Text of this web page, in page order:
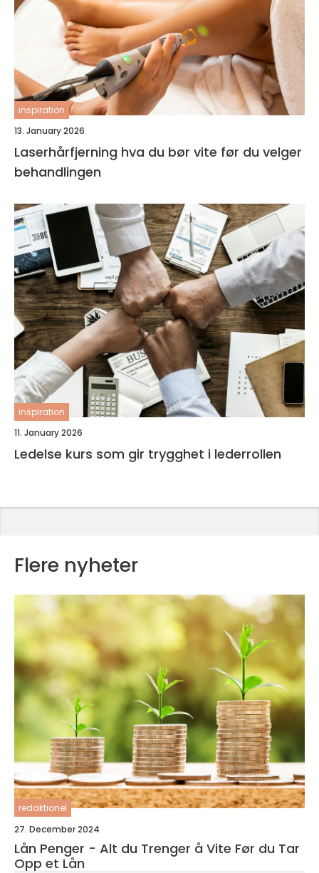
inspiration
13. January 2026
Laserhårfjerning hva du bør vite før du velger
behandlingen
inspiration
11. January 2026
Ledelse kurs som gir trygghet i lederrollen
Flere nyheter
redaktionel
27. December 2024
Lån Penger - Alt du Trenger å Vite Før du Tar
Opp et Lån